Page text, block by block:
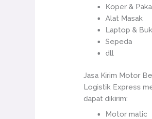
Koper &
Alat Masak
Laptop &
Sepeda
dll
Jasa Kirim Motor
Logistik Express
dapat dikirim:
Motor matic